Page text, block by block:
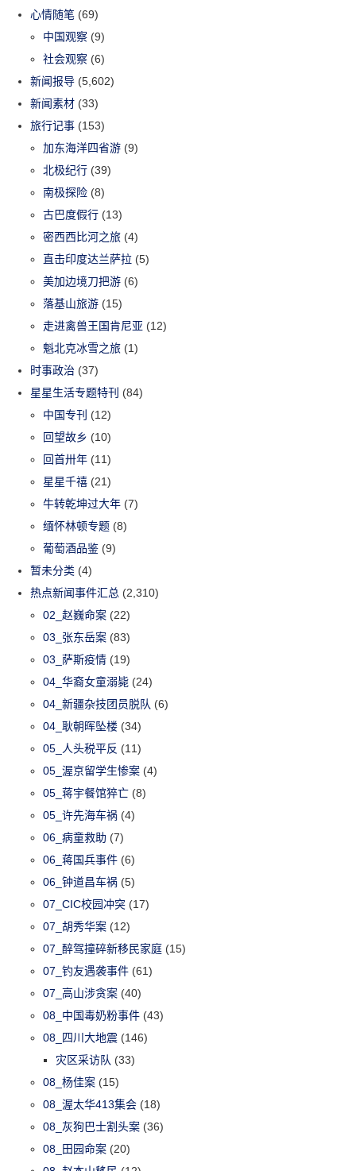
心情随笔 (69)
中国观察 (9)
社会观察 (6)
新闻报导 (5,602)
新闻素材 (33)
旅行记事 (153)
加东海洋四省游 (9)
北极纪行 (39)
南极探险 (8)
古巴度假行 (13)
密西西比河之旅 (4)
直击印度达兰萨拉 (5)
美加边境刀把游 (6)
落基山旅游 (15)
走进禽兽王国肯尼亚 (12)
魁北克冰雪之旅 (1)
时事政治 (37)
星星生活专题特刊 (84)
中国专刊 (12)
回望故乡 (10)
回首卅年 (11)
星星千禧 (21)
牛转乾坤过大年 (7)
缅怀林顿专题 (8)
葡萄酒品鉴 (9)
暂未分类 (4)
热点新闻事件汇总 (2,310)
02_赵巍命案 (22)
03_张东岳案 (83)
03_萨斯疫情 (19)
04_华裔女童溺毙 (24)
04_新疆杂技团员脱队 (6)
04_耿朝晖坠楼 (34)
05_人头税平反 (11)
05_渥京留学生惨案 (4)
05_蒋宇餐馆猝亡 (8)
05_许先海车祸 (4)
06_病童救助 (7)
06_蒋国兵事件 (6)
06_钟道昌车祸 (5)
07_CIC校园冲突 (17)
07_胡秀华案 (12)
07_醉驾撞碎新移民家庭 (15)
07_钓友遇袭事件 (61)
07_高山涉贪案 (40)
08_中国毒奶粉事件 (43)
08_四川大地震 (146)
灾区采访队 (33)
08_杨佳案 (15)
08_渥太华413集会 (18)
08_灰狗巴士割头案 (36)
08_田园命案 (20)